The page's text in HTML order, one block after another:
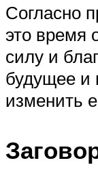
Согласно
это время
силу и
будущее и
изменить